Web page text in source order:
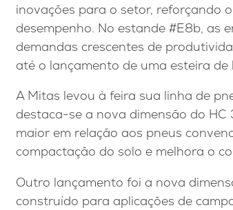
inovações para o setor, reforçando
desempenho. No estande #E8b, as
demandas crescentes de
até o lançamento de uma esteira
A Mitas levou à feira sua linha de
destaca-se a nova dimensão do
maior em relação aos pneus
compactação do solo e melhora o
Outro lançamento foi a nova
construído para aplicações de